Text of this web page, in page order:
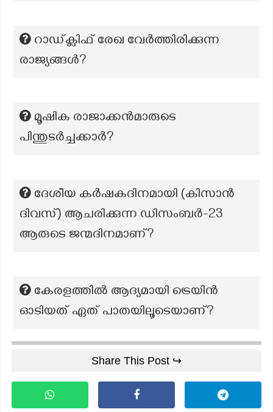
റാഡ്ക്ലിഫ് രേഖ വേർത്തിരിക്കുന്ന
രാജ്യങ്ങൾ?
മൂഷിക രാജാക്കൻമാരുടെ
പിന്തുടർച്ചക്കാർ?
ദേശീയ കർഷകദിനമായി (കിസാൻ
ദിവസ്) ആചരിക്കുന്ന ഡിസംബർ-23
ആരുടെ ജന്മദിനമാണ്?
കേരളത്തിൽ ആദ്യമായി ട്രെയിൻ
ഓടിയത് ഏത് പാതയിലൂടെയാണ്?
Share This Post ↪